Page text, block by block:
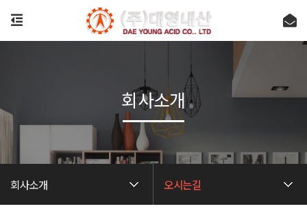
회사소개 오시는길
회사소개